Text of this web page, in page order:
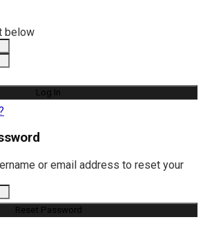
below
or email address to reset your